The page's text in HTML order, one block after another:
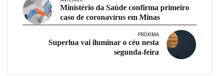
Ministério da Saúde confirma primeiro
caso de coronavírus em Minas
PRÓXIMA
Superlua vai iluminar o céu nesta
segunda-feira